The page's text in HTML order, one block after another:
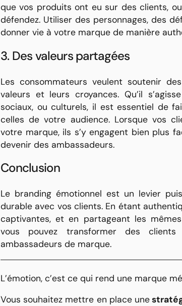
que vos produits ont eu sur des clients,
défendez. Utiliser des personnages, des
donner vie à votre marque de manière
3. Des valeurs partagées
Les consommateurs veulent soutenir
valeurs et leurs croyances. Qu’il
sociaux, ou culturels, il est essentiel de
celles de votre audience. Lorsque vos
votre marque, ils s’y engagent bien plus
devenir des ambassadeurs.
Conclusion
Le branding émotionnel est un levier
durable avec vos clients. En étant
captivantes, et en partageant les
vous pouvez transformer des clients
ambassadeurs de marque.
L’émotion, c’est ce qui rend une marque
Vous souhaitez mettre en place une